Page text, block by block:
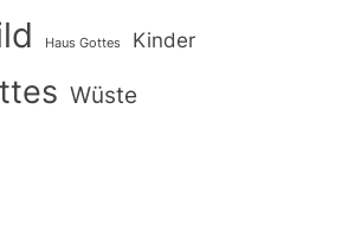
Haus Gottes Kinder
Wüste